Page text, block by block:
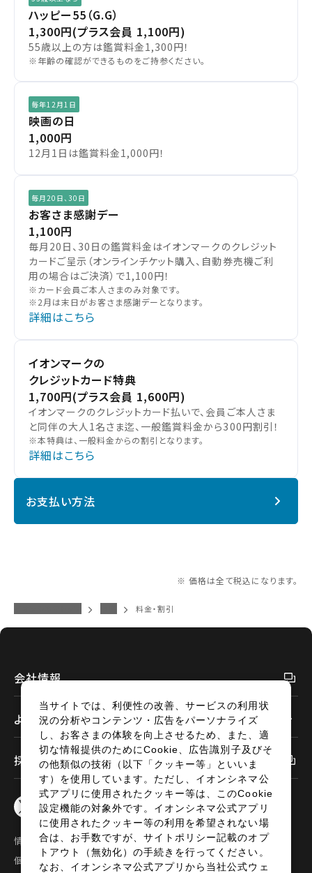
ハッピー55（G.G）
1,300円(プラス会員 1,100円)
55歳以上の方は鑑賞料金1,300円！
※年齢の確認ができるものをご持参ください。
毎年12月1日
映画の日
1,000円
12月1日は鑑賞料金1,000円！
毎月20日、30日
お客さま感謝デー
1,100円
毎月20日、30日の鑑賞料金はイオンマークのクレジット
カードご呈示（オンラインチケット購入、自動券売機ご利
用の場合はご決済）で1,100円！
※カード会員ご本人さまのみ対象です。
※2月は末日がお客さま感謝デーとなります。
詳細はこちら
イオンマークの
クレジットカード特典
1,700円(プラス会員 1,600円)
イオンマークのクレジットカード払いで、会員ご本人さま
と同伴の大人1名さま迄、一般鑑賞料金から300円割引！
※本特典は、一般料金からの割引となります。
詳細はこちら
お支払い方法
※ 価格は全て税込になります。
料金・割引
会社情報
よくあるご質問
採用情報
情報セキュリティ
サイトポリシー
個人情報の取扱い
お問い合わせ
当サイトでは、利便性の改善、サービスの利用状
況の分析やコンテンツ・広告をパーソナライズ
し、お客さまの体験を向上させるため、また、適
切な情報提供のためにCookie、広告識別子及びそ
の他類似の技術（以下「クッキー等」といいま
す）を使用しています。ただし、イオンシネマ公
式アプリに使用されたクッキー等は、このCookie
設定機能の対象外です。イオンシネマ公式アプリ
に使用されたクッキー等の利用を希望されない場
合は、お手数ですが、サイトポリシー記載のオプ
トアウト（無効化）の手続きを行ってください。
なお、イオンシネマ公式アプリから当社公式ウェ